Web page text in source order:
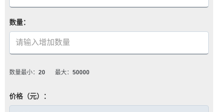
数量：
数量最小： 20 最大： 50000
价格（元）：